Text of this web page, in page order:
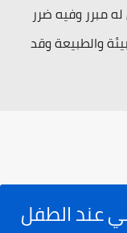
مبرر وفيه ضرر
والطبيعة وقد
عند الطفل